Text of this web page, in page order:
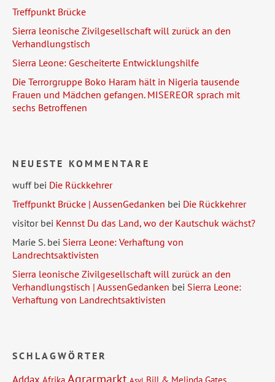
Treffpunkt Brücke
Sierra leonische Zivilgesellschaft will zurück an den
Verhandlungstisch
Sierra Leone: Gescheiterte Entwicklungshilfe
Die Terrorgruppe Boko Haram hält in Nigeria tausende
Frauen und Mädchen gefangen. MISEREOR sprach mit
sechs Betroffenen
NEUESTE KOMMENTARE
wuffbei Die Rückkehrer
Treffpunkt Brücke | AussenGedanken bei Die Rückkehrer
visitorbei Kennst Du das Land, wo der Kautschuk wächst?
Marie S.bei Sierra Leone: Verhaftung von
Landrechtsaktivisten
Sierra leonische Zivilgesellschaft will zurück an den
Verhandlungstisch | AussenGedanken bei Sierra Leone:
Verhaftung von Landrechtsaktivisten
SCHLAGWÖRTER